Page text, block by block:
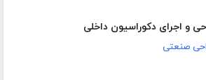
و اجرای دکوراسیون داخلی
صنعتی